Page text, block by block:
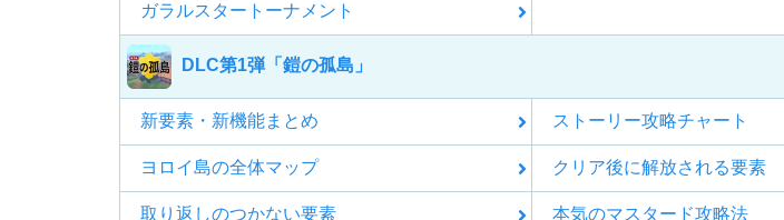
ガラルスタートーナメント
DLC第1弾「鎧の孤島」
新要素・新機能まとめ ストーリー攻略チャート
ヨロイ島の全体マップ クリア後に解放される要素
取り返しのつかない要素 本気のマスタード攻略法